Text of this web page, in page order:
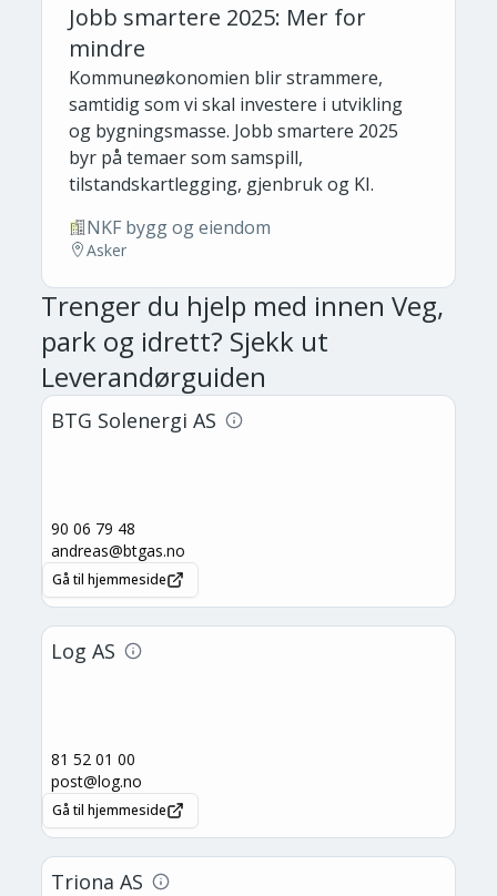
Jobb smartere 2025: Mer for
mindre
Kommuneøkonomien blir strammere,
samtidig som vi skal investere i utvikling
og bygningsmasse. Jobb smartere 2025
byr på temaer som samspill,
tilstandskartlegging, gjenbruk og KI.
NKF bygg og eiendom
Asker
Trenger du hjelp med innen Veg,
park og idrett? Sjekk ut
Leverandørguiden
BTG Solenergi AS
90 06 79 48
andreas@btgas.no
Gå til hjemmeside
Log AS
81 52 01 00
post@log.no
Gå til hjemmeside
Triona AS